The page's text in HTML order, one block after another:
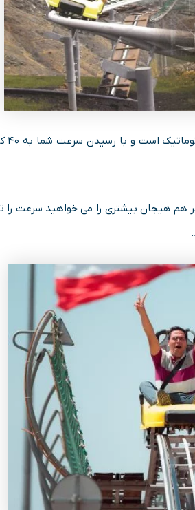
هم هیجان بیشتری را می خواهید سرعت را